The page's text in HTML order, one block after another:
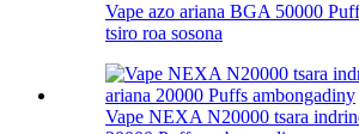
Vape azo ariana BGA 50000
tsiro roa sosona
Vape NEXA N20000 tsara